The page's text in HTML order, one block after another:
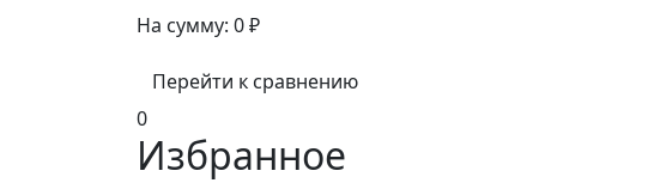
На сумму: 0₽
Перейти к сравнению
0
Избранное